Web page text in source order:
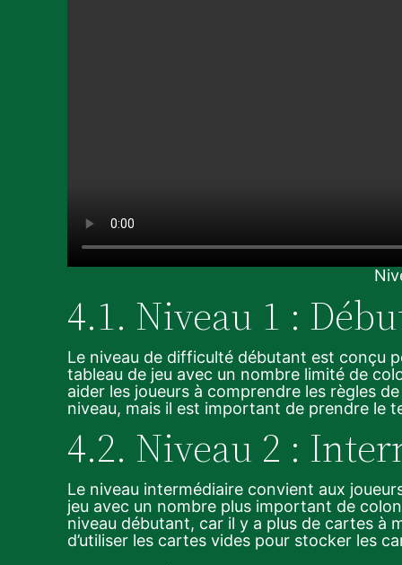
4.1. Niveau 1 :
Le niveau de difficulté débutant est conçu
tableau de jeu avec un nombre limité de
aider les joueurs à comprendre les règles
niveau, mais il est important de prendre le
4.2. Niveau 2 :
Le niveau intermédiaire convient aux
jeu avec un nombre plus important de
niveau débutant, car il y a plus de cartes à
d’utiliser les cartes vides pour stocker les